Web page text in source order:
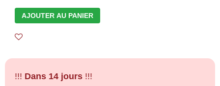
AJOUTER AU PANIER
!!! Dans 14 jours !!!